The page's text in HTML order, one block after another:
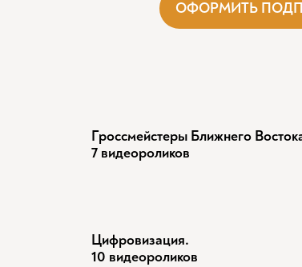
ОФОРМИТЬ
Гроссмейстеры Ближнего
7 видеороликов
Цифровизация.
10 видеороликов